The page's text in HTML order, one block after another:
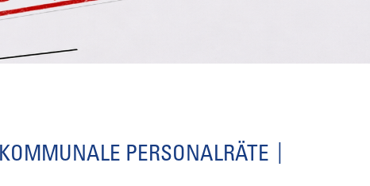
KOMMUNALE PERSONALRÄTE